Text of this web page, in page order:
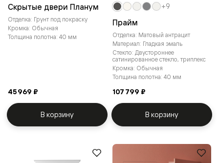
Скрытые двери Планум
Отделка: Грунт под покраску
Кромка: Обычная
Толщина полотна: 40 мм
45 969 ₽
В корзину
Прайм
Отделка: Матовый антрацит
Материал: Гладкая эмаль
Стекло: Двустороннее
сатинированное стекло, триплекс
Кромка: Обычная
Толщина полотна: 40 мм
107 799 ₽
+9
В корзину